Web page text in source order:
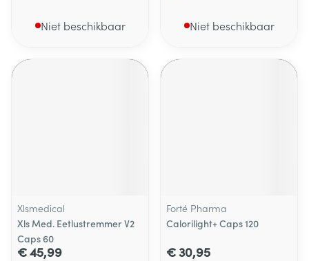
Niet beschikbaar Niet beschikbaar
Xlsmedical
Xls Med. Eetlustremmer V2
Caps 60
€ 45,99
Forté Pharma
Calorilight+ Caps 120
€ 30,95